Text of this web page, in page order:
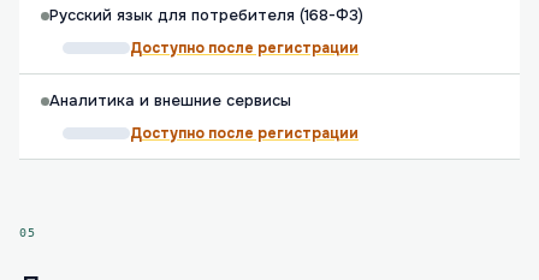
Русский язык для потребителя (168-ФЗ)
Доступно после регистрации
Аналитика и внешние сервисы
Доступно после регистрации
05